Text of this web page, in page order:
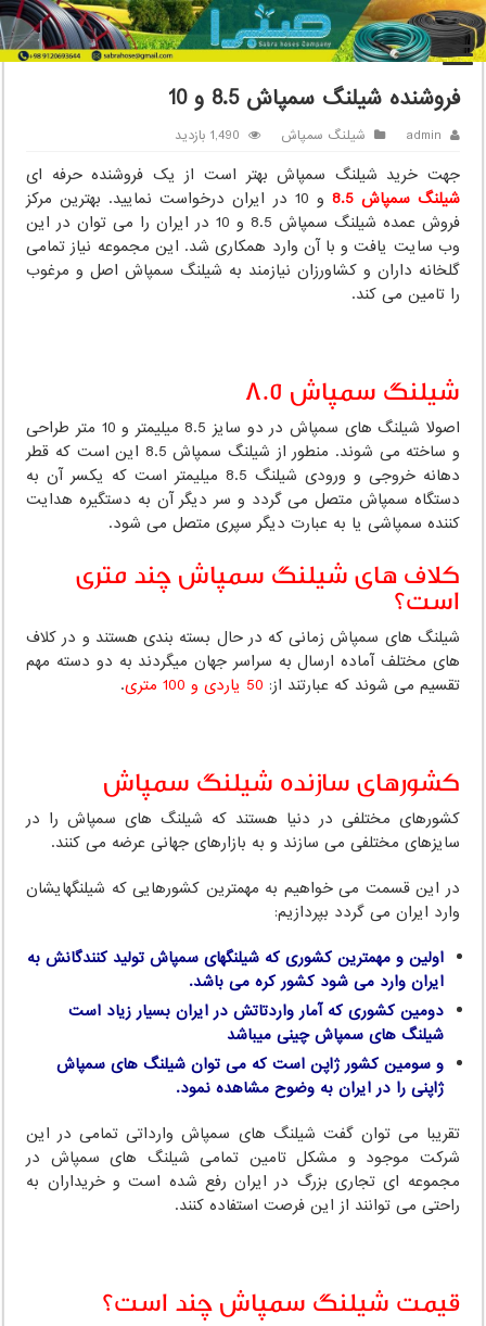
خانه / شیلنگ سمپاش / فروشنده شیلنگ سمپاش 8.5 و 10
فروشنده شیلنگ سمپاش 8.5 و 10
admin شیلنگ سمپاش 1,490 بازدید
جهت خرید شیلنگ سمپاش بهتر است از یک فروشنده حرفه ای
شیلنگ سمپاش 8.5
و 10 در ایران درخواست نمایید. بهترین مرکز
فروش عمده شیلنگ سمپاش 8.5 و 10 در ایران را می توان در این
وب سایت یافت و با آن وارد همکاری شد. این مجموعه نیاز تمامی
گلخانه داران و کشاورزان نیازمند به شیلنگ سمپاش اصل و مرغوب
را تامین می کند.
شیلنگ سمپاش 8.5
اصولا شیلنگ های سمپاش در دو سایز 8.5 میلیمتر و 10 متر طراحی
و ساخته می شوند. منطور از شیلنگ سمپاش 8.5 این است که قطر
دهانه خروجی و ورودی شیلنگ 8.5 میلیمتر است که یکسر آن به
دستگاه سمپاش متصل می گردد و سر دیگر آن به دستگیره هدایت
کننده سمپاشی یا به عبارت دیگر سپری متصل می شود.
کلاف های شیلنگ سمپاش چند متری
است؟
شیلنگ های سمپاش زمانی که در حال بسته بندی هستند و در کلاف
های مختلف آماده ارسال به سراسر جهان میگردند به دو دسته مهم
تقسیم می شوند که عبارتند از:
.
کشورهای سازنده شیلنگ سمپاش
کشورهای مختلفی در دنیا هستند که شیلنگ های سمپاش را در
سایزهای مختلفی می سازند و به بازارهای جهانی عرضه می کنند.
در این قسمت می خواهیم به مهمترین کشورهایی که شیلنگهایشان
وارد ایران می گردد بپردازیم:
اولین و مهمترین کشوری که شیلنگهای سمپاش تولید کنندگانش به
ایران وارد می شود کشور کره می باشد.
دومین کشوری که آمار واردتاتش در ایران بسیار زیاد است
شیلنگ های سمپاش چینی میباشد
و سومین کشور ژاپن است که می توان شیلنگ های سمپاش
ژاپنی را در ایران به وضوح مشاهده نمود.
تقریبا می توان گفت شیلنگ های سمپاش وارداتی تمامی در این
شرکت موجود و مشکل تامین تمامی شیلنگ های سمپاش در
مجموعه ای تجاری بزرگ در ایران رفع شده است و خریداران به
راحتی می توانند از این فرصت استفاده کنند.
قیمت شیلنگ سمپاش چند است؟